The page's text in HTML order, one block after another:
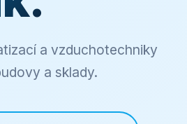
a vzduchotechniky
a sklady.